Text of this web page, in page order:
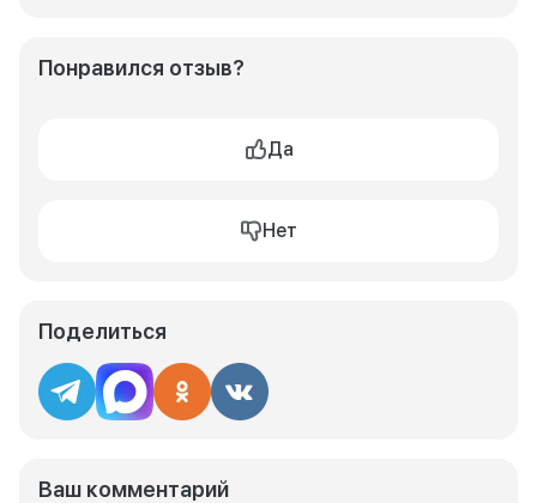
Понравился отзыв?
Да
Нет
Поделиться
Ваш комментарий